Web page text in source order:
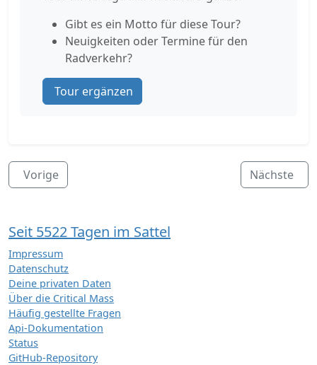
Gibt es ein Motto für diese Tour?
Neuigkeiten oder Termine für den
Radverkehr?
Tour ergänzen
Vorige Nächste
Seit 5522 Tagen im Sattel
Impressum
Datenschutz
Deine privaten Daten
Über die Critical Mass
Häufig gestellte Fragen
Api-Dokumentation
Status
GitHub-Repository